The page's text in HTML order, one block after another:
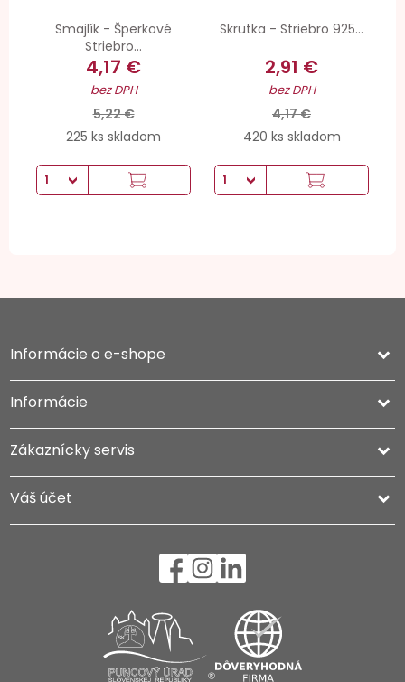
Smajlík - Šperkové
Striebro...
4,17 €
bez DPH
5,22 €
225 ks skladom
Skrutka - Striebro 925...
2,91 €
bez DPH
4,17 €
420 ks skladom
Informácie o e-shope keyboard_arrow_down
Informácie 
Zákaznícky servis 
Váš účet 